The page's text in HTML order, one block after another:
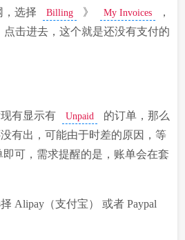
，选择 Billing 》 My Invoices
，
点击进去，这个就是还没有支付的
有显示有 Unpaid
的订单，那么
有出，可能由于时差的原因，等
即可，需求提醒的是，账单会在套
Alipay（支付宝） 或者 Paypal